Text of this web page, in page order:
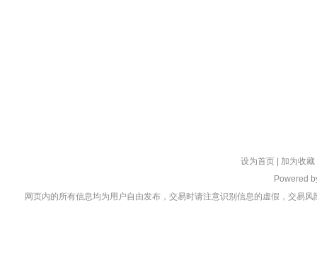
设为首页 加为收藏
Powered
网页内的所有信息均为用户自由发布，交易时请注意识别信息的虚假，交易